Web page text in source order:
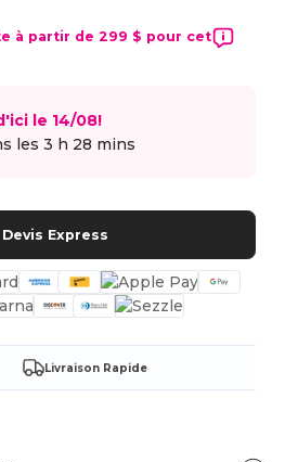
à partir de 299 $ pour cet
le 14/08!
les3 h 28 mins
Devis Express
Livraison Rapide